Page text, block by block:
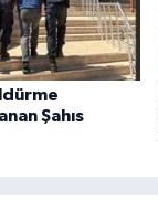
Şahıs